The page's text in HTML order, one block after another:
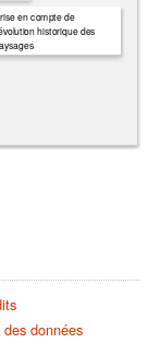
en compte de
historique des
données